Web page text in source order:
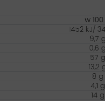
w
1452 kJ/
9,7 g
0,6 g
57 g
13,2
8 g
4,1 g
14 g